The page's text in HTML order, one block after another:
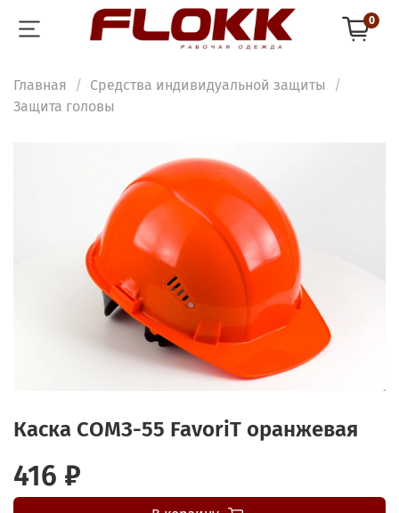
0
Главная
Средства индивидуальной защиты
Защита головы
Каска СОМЗ-55 FavoriT оранжевая
416 ₽